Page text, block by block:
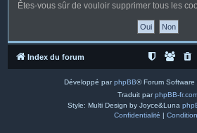
Êtes-vous sûr de vouloir supprimer tous les
Index du forum
Développé parphpBB® Forum
Traduit parphpBB-
Style: Multi Design by Joyce&Luna
Confidentialité |